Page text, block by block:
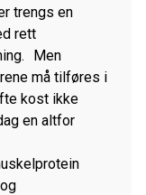
trengs en
rett
Men
må tilføres i
kost ikke
en altfor